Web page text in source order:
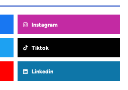
Instagram
Tiktok
Linkedin